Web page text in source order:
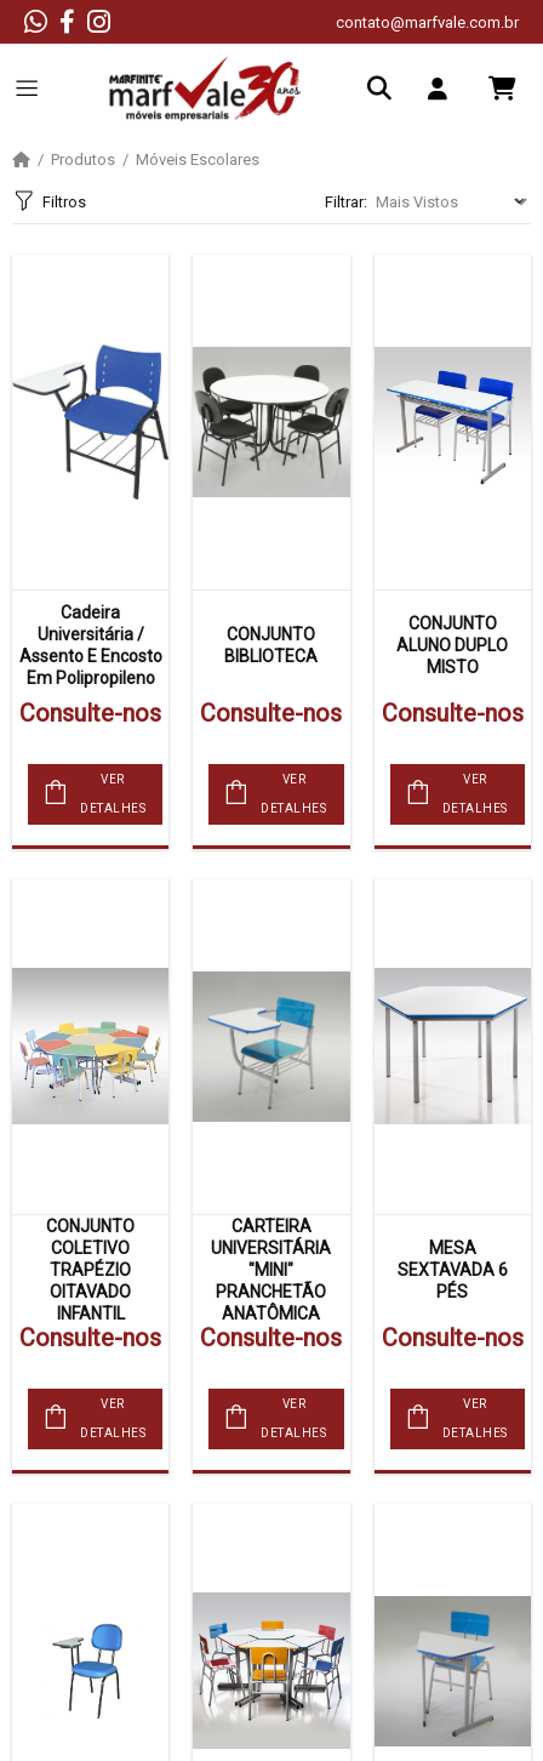
contato@marfvale.com.br
Produtos Móveis Escolares
Filtros Filtrar:
Cadeira
Universitária /
Assento E Encosto
Em Polipropileno
Consulte-nos
VER
DETALHES
CONJUNTO
BIBLIOTECA
Consulte-nos
VER
DETALHES
CONJUNTO
ALUNO DUPLO
MISTO
Consulte-nos
VER
DETALHES
CONJUNTO
COLETIVO
TRAPÉZIO
OITAVADO
INFANTIL
Consulte-nos
VER
DETALHES
CARTEIRA
UNIVERSITÁRIA
"MINI"
PRANCHETÃO
ANATÔMICA
Consulte-nos
VER
DETALHES
MESA
SEXTAVADA 6
PÉS
Consulte-nos
VER
DETALHES